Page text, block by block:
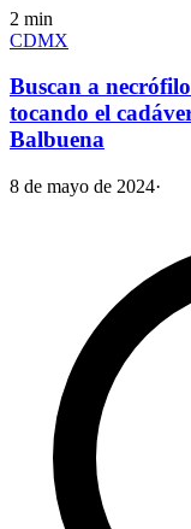
2 min
CDMX
Buscan a
tocando el
Balbuena
8 de mayo de 2024·